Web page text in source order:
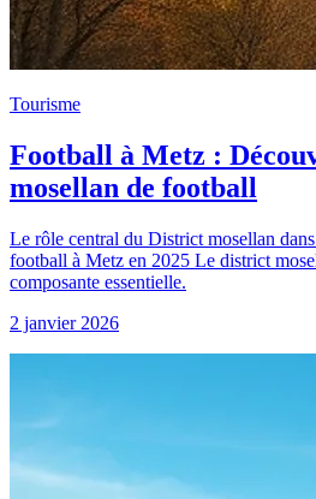
Tourisme
Football à Metz :
mosellan de football
Le rôle central du District mosellan
football à Metz en 2025 Le district
composante essentielle.
2 janvier 2026